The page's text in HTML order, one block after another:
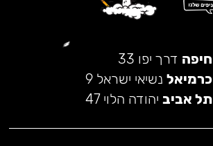
חיפה דרך יפו 33
כרמיאל נשיאי ישראל 9
תל אביב יהודה הלוי 47